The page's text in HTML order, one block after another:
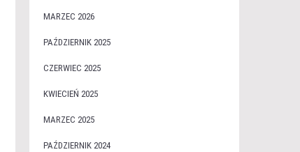
MARZEC 2026
PAŹDZIERNIK 2025
CZERWIEC 2025
KWIECIEŃ 2025
MARZEC 2025
PAŹDZIERNIK 2024